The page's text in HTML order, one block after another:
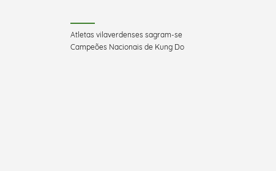
Atletas vilaverdenses sagram-se
Campeões Nacionais de Kung Do